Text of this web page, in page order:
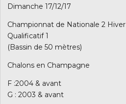
Dimanche 17/12/17
Championnat de Nationale 2 Hiver
Qualificatif 1
(Bassin de 50 mètres)
Chalons en Champagne
F :2004 & avant
G : 2003 & avant